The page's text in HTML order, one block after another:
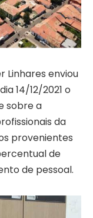
Linhares enviou
14/12/2021 o
sobre a
da
provenientes
de
de pessoal.